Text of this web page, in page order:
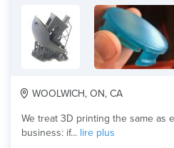
WOOLWICH, ON, CA
We treat 3D printing the same as
business: if... lire plus